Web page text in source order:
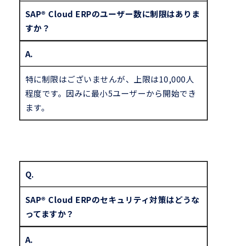
SAP® Cloud ERPのユーザー数に制限はありま
すか？
A.
特に制限はございませんが、上限は10,000人
程度です。因みに最小5ユーザーから開始でき
ます。
Q.
SAP® Cloud ERPのセキュリティ対策はどうな
ってますか？
A.